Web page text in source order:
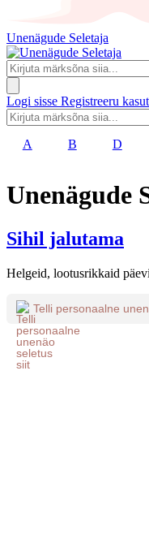
Unenägude Seletaja
Logi sisse Registreeru
A B D
Unenägude
Sihil jalutama
Helgeid, lootusrikkaid
Telli personaalne